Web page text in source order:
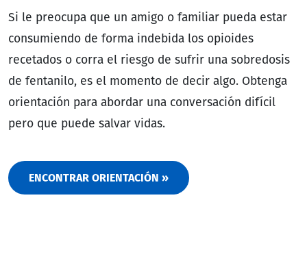
Si le preocupa que un amigo o familiar pueda estar
consumiendo de forma indebida los opioides
recetados o corra el riesgo de sufrir una sobredosis
de fentanilo, es el momento de decir algo. Obtenga
orientación para abordar una conversación difícil
pero que puede salvar vidas.
ENCONTRAR ORIENTACIÓN »